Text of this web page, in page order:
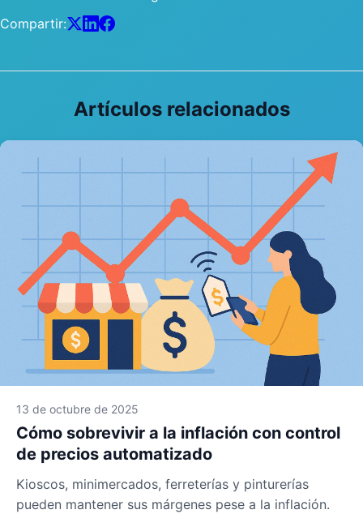
Compartir:
Artículos relacionados
13 de octubre de 2025
Cómo sobrevivir a la inflación con control
de precios automatizado
Kioscos, minimercados, ferreterías y pinturerías
pueden mantener sus márgenes pese a la inflación.